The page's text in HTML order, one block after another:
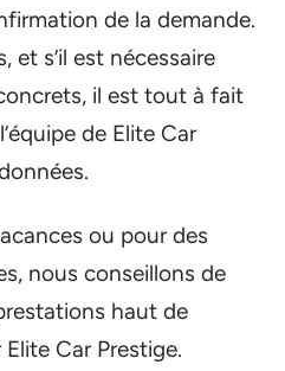
de la demande.
et s’il est nécessaire
il est tout à fait
de Elite Car
ou pour des
nous conseillons de
haut de
Car Prestige.